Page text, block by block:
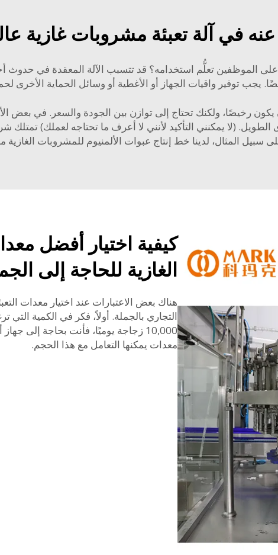
في آلة تعبئة مشروبات غازية
الموظفين تعلُّم استخدامه؟ قد تتسبب الآلة المعقدة في حدوث
توفير واقيات الجهاز أو الأغطية أو وسائل الحماية الأخرى
رخيصًا، ولكنك تحتاج إلى توازن بين الجودة والسعر. في بعض
(لا يمكنني التأكيد لأنني لا أعرف ما تحتاجه لعملك) تمتلك
سبيل المثال، لدينا خط إنتاج عبوات الألمنيوم للمشروبات الغازية
كيفية اختيار أفضل
الغازية للحاجة إلى
هناك بعض الاعتبارات عند اختيار معدات
التجاري بالجملة. أولاً، فكر في الكمية التي
10,000 زجاجة يوميًا، فأنت بحاجة إلى
معدات يمكنها التعامل مع هذا الحجم.